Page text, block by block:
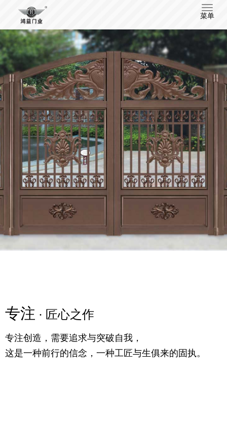
T
o
g
a
i
g
菜单
专注 · 匠心之作
专注创造，需要追求与突破自我，
这是一种前行的信念，一种工匠与生俱来的固执。
精粹 · 高定之美
满足你对时尚的追求，更提供一个舒适的生活条件，
随意的生活理念，诗语大气，气宇轩昂。
专注 · 匠心之作
专注创造，需要追求与突破自我，
这是一种前行的信念，一种工匠与生俱来的固执。